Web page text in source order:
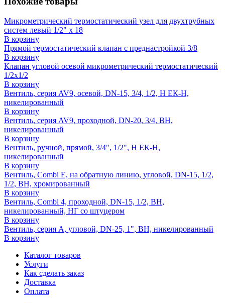
Микрометрический термостатический узел для двухтрубных
систем левый 1/2" x 18
В корзину
Прямой термостатический клапан с преднастройкой 3/8
В корзину
Клапан угловой осевой микрометрический термостатический
1/2x1/2
В корзину
Вентиль, серия AV9, осевой, DN-15, 3/4, 1/2, Н ЕК-Н,
никелированный
В корзину
Вентиль, серия AV9, проходной, DN-20, 3/4, ВН,
никелированный
В корзину
Вентиль, ручной, прямой, 3/4", 1/2", Н ЕК-Н,
никелированный
В корзину
Вентиль, Combi E, на обратную линию, угловой, DN-15, 1/2,
1/2, ВН, хромированный
В корзину
Вентиль, Combi 4, проходной, DN-15, 1/2, ВН,
никелированный, НГ со штуцером
В корзину
Вентиль, серия A, угловой, DN-25, 1", ВН, никелированный
В корзину
Каталог товаров
Услуги
Как сделать заказ
Доставка
Оплата